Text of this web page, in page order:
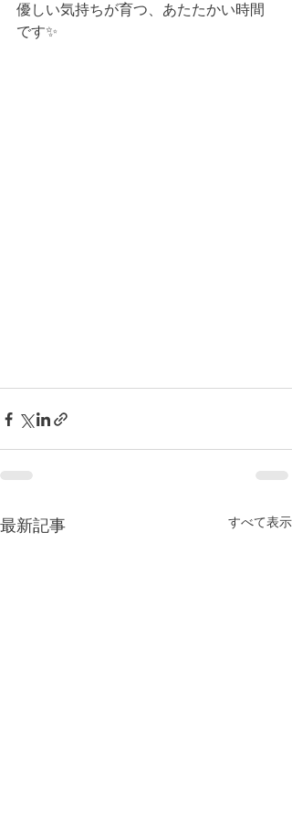
優しい気持ちが育つ、あたたかい時間
です✨
最新記事 すべて表示